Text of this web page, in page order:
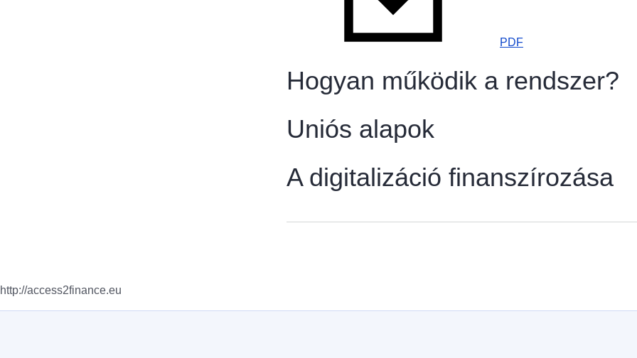
PDF
Hogyan működik a rendszer?
Uniós alapok
A digitalizáció finanszírozása
http://access2finance.eu